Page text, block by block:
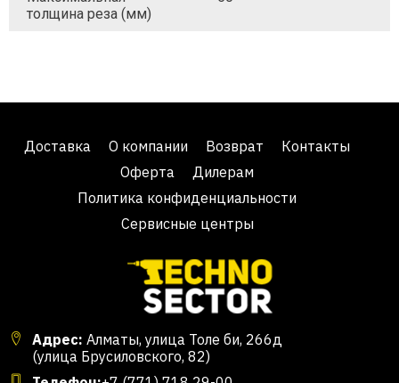
толщина реза (мм)
Доставка О компании Возврат
Контакты
Оферта
Дилерам
Политика конфиденциальности
Сервисные центры
Адрес: Алматы, улица Толе би, 266д
(улица Брусиловского, 82)